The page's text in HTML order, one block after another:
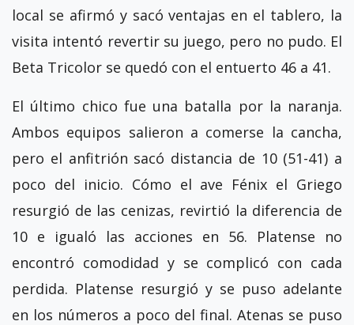
local se afirmó y sacó ventajas en el tablero, la
visita intentó revertir su juego, pero no pudo. El
Beta Tricolor se quedó con el entuerto 46 a 41.
El último chico fue una batalla por la naranja.
Ambos equipos salieron a comerse la cancha,
pero el anfitrión sacó distancia de 10 (51-41) a
poco del inicio. Cómo el ave Fénix el Griego
resurgió de las cenizas, revirtió la diferencia de
10 e igualó las acciones en 56. Platense no
encontró comodidad y se complicó con cada
perdida. Platense resurgió y se puso adelante
en los números a poco del final. Atenas se puso